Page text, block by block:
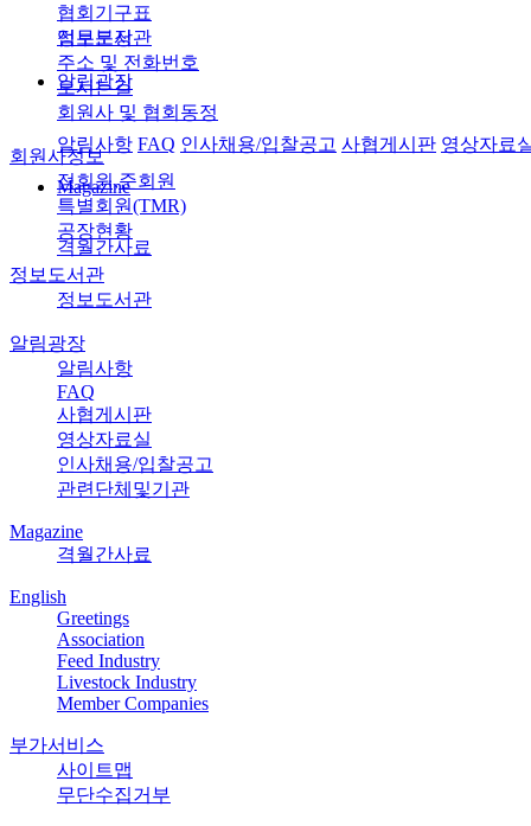
정보도서관
알림광장
알림사항 FAQ 인사채용/입찰공고 사협게시판 영상자료
Magazine
격월간사료
협회기구표
업무분장
주소 및 전화번호
오시는길
회원사 및 협회동정
회원사정보
정회원,준회원
특별회원(TMR)
공장현황
정보도서관
정보도서관
알림광장
알림사항
FAQ
사협게시판
영상자료실
인사채용/입찰공고
관련단체및기관
Magazine
격월간사료
English
Greetings
Association
Feed Industry
Livestock Industry
Member Companies
부가서비스
사이트맵
무단수집거부